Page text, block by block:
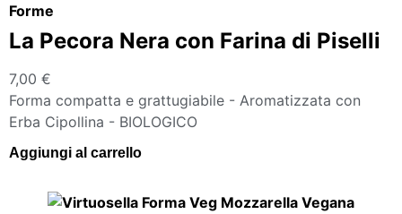
Forme
La Pecora Nera con Farina di Piselli
7,00 €
Forma compatta e grattugiabile - Aromatizzata con
Erba Cipollina - BIOLOGICO
Aggiungi al carrello